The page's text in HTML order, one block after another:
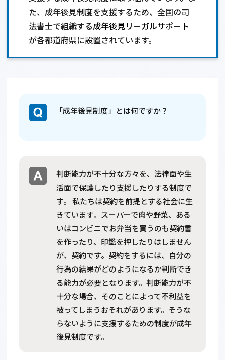
た、成年後見制度を支援するため、全国の司
法書士で組織する成年後見リーガルサポート
が各都道府県に設置されています。
「成年後見制度」とは何ですか？
判断能力が不十分な方々を、法律面や生
活面で保護したり支援したりする制度で
す。 私たちは契約を前提とする社会に生
きています。スーパーで肉や野菜、ある
いはコンビニでお弁当を買うのも契約書
を作ったり、印鑑を押したりはしません
が、契約です。契約をするには、自分の
行為の結果がどのようになるか判断でき
る能力が必要となります。判断能力が不
十分な場合、そのことによって不利益を
被ってしまうおそれがあります。そうな
らないように支援するための制度が成年
後見制度です。